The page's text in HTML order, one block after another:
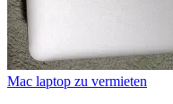
Mac laptop zu vermieten